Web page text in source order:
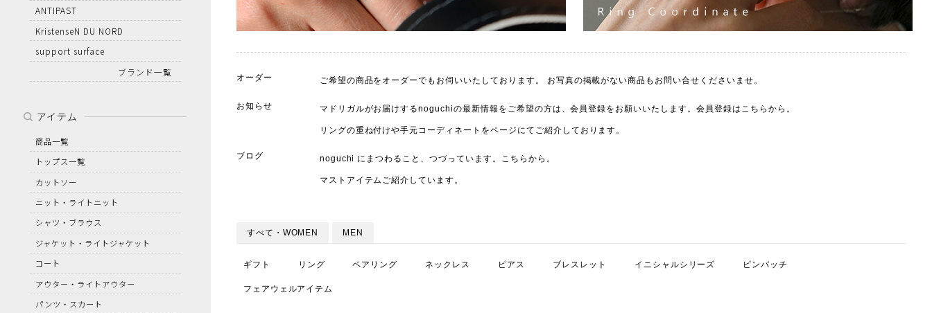
オーダー ご希望の商品をオーダーでもお伺いいたしております。 お写真の掲載がない商品もお問い合せくださいませ。
お知らせ マドリガルがお届けするnoguchiの最新情報をご希望の方は、会員登録をお願いいたします。会員登録は こちら から。
リングの重ね付けや手元コーディネートをページにてご紹介しております。
ブログ noguchi にまつわること、つづっています。 こちら から。
マストアイテムご紹介しています。
すべて・WOMEN MEN
ギフト リング ペアリング ネックレス ピアス ブレスレット イニシャルシリーズ ピンバッチ
フェアウェルアイテム
ANTIPAST
KristenseN DU NORD
support surface
ブランド一覧
アイテム
商品一覧
トップス一覧
カットソー
ニット・ライトニット
シャツ・ブラウス
ジャケット・ライトジャケット
コート
アウター・ライトアウター
パンツ・スカート